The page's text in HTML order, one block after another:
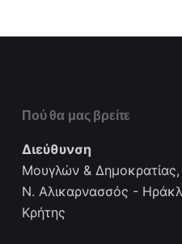
Πού θα μας βρείτε
Διεύθυνση
Μουγλών & Δημοκρατίας,
Ν. Αλικαρνασσός -
Κρήτης